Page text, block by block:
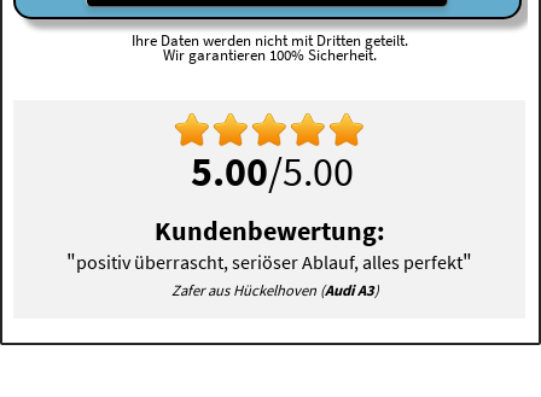
Ihre Daten werden nicht mit Dritten geteilt.
Wir garantieren 100% Sicherheit.
5.00/5.00
Kundenbewertung:
"positiv überrascht, seriöser Ablauf, alles perfekt"
Zafer aus Hückelhoven (Audi A3)